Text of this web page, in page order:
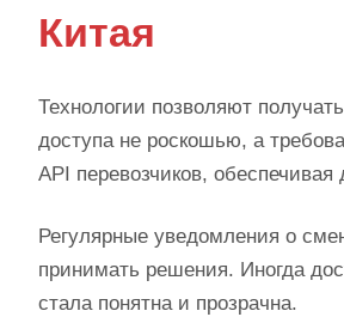
Китая
Технологии позволяют
доступа не роскошью, а
API перевозчиков,
Регулярные уведомления о
принимать решения. Иногда
стала понятна и прозрачна.